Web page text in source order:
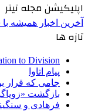
اپلیکیشن مجله تیتر
آخرین اخبار همیشه
تازه ها
to Division
پیام اتاوا
جامی که قرار
بازگشت
فرهادی و